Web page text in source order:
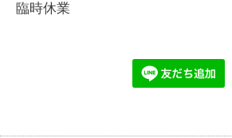
臨時休業